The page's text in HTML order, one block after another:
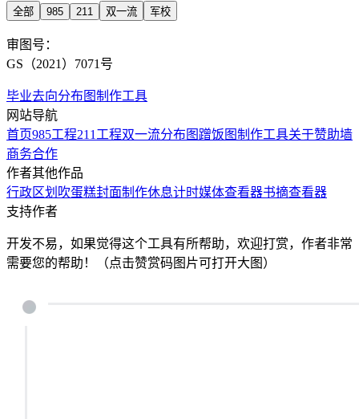
全部 985 211 双一流 军校
审图号：
GS（2021）7071号
毕业去向分布图制作工具
网站导航
首页985工程211工程双一流分布图 蹭饭图制作工具关于赞助墙
商务合作
作者其他作品
行政区划 吹蛋糕封面制作休息计时媒体查看器书摘查看器
支持作者
开发不易，如果觉得这个工具有所帮助，欢迎打赏，作者非常
需要您的帮助！（点击赞赏码图片可打开大图）